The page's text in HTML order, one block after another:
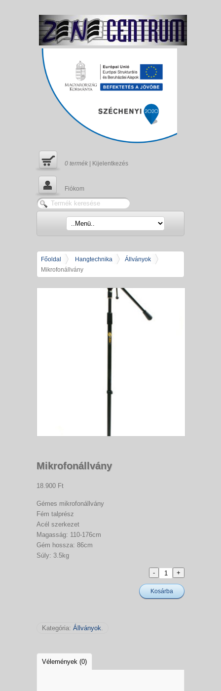
0 termék Kijelentkezés
Fiókom
Főoldal Hangtechnika
Állványok
Mikrofonállvány
Mikrofonállvány
18.900 Ft
Gémes mikrofonállvány
Fém talprész
Acél szerkezet
Magasság: 110-176cm
Gém hossza: 86cm
Súly: 3.5kg
Kosárba
Kategória: Állványok
Vélemények (0)